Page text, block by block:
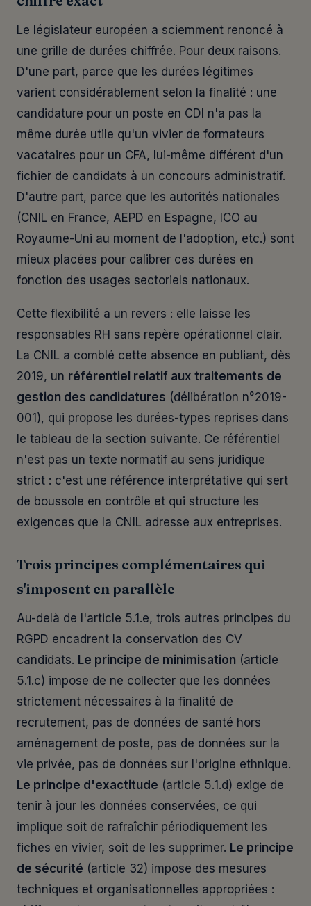
Le législateur européen a sciemment renoncé à
une grille de durées chiffrée. Pour deux raisons.
D'une part, parce que les durées légitimes
varient considérablement selon la finalité : une
candidature pour un poste en CDI n'a pas la
même durée utile qu'un vivier de formateurs
vacataires pour un CFA, lui-même différent d'un
fichier de candidats à un concours administratif.
D'autre part, parce que les autorités nationales
(CNIL en France, AEPD en Espagne, ICO au
Royaume-Uni au moment de l'adoption, etc.) sont
mieux placées pour calibrer ces durées en
fonction des usages sectoriels nationaux.
Cette flexibilité a un revers : elle laisse les
responsables RH sans repère opérationnel clair.
La CNIL a comblé cette absence en publiant, dès
2019, un référentiel relatif aux traitements de
gestion des candidatures (délibération n°2019-
001), qui propose les durées-types reprises dans
le tableau de la section suivante. Ce référentiel
n'est pas un texte normatif au sens juridique
strict : c'est une référence interprétative qui sert
de boussole en contrôle et qui structure les
exigences que la CNIL adresse aux entreprises.
Trois principes complémentaires qui
s'imposent en parallèle
Au-delà de l'article 5.1.e, trois autres principes du
RGPD encadrent la conservation des CV
candidats. Le principe de minimisation (article
5.1.c) impose de ne collecter que les données
strictement nécessaires à la finalité de
recrutement, pas de données de santé hors
aménagement de poste, pas de données sur la
vie privée, pas de données sur l'origine ethnique.
Le principe d'exactitude (article 5.1.d) exige de
tenir à jour les données conservées, ce qui
implique soit de rafraîchir périodiquement les
fiches en vivier, soit de les supprimer. Le principe
de sécurité (article 32) impose des mesures
techniques et organisationnelles appropriées :